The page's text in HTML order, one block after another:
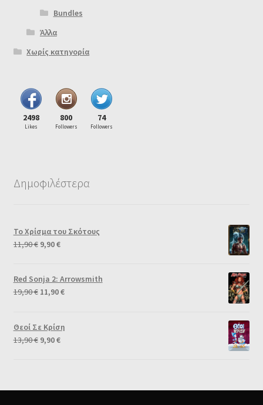
Bundles
Άλλα
Χωρίς κατηγορία
2498
Likes
800
Followers
74
Followers
Δημοφιλέστερα
Το Χρίσμα του Σκότους
11,90€ 9,90€
Red Sonja 2: Arrowsmith
19,90€ 11,90€
Θεοί Σε Κρίση
13,90€ 9,90€